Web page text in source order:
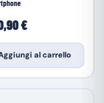
€
al carrello